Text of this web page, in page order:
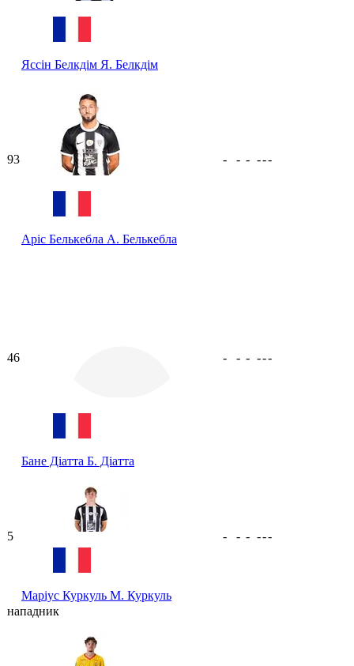
Яссін Белкдім Я. Белкдім
93
Аріс Белькебла А. Белькебла
- - - ---
46
Бане Діатта Б. Діатта
- - - ---
5
Маріус Куркуль М. Куркуль
- - - ---
нападник